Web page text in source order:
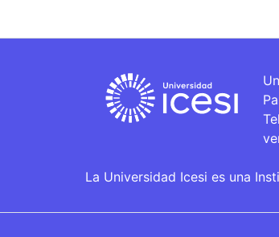
La Universidad Icesi es una